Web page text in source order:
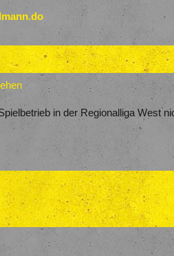
in der Regionalliga West